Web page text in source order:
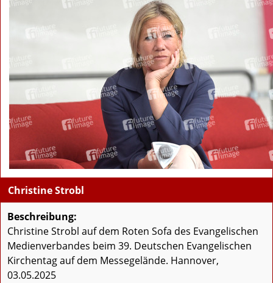
Christine Strobl
Beschreibung:
Christine Strobl auf dem Roten Sofa des Evangelischen
Medienverbandes beim 39. Deutschen Evangelischen
Kirchentag auf dem Messegelände. Hannover,
03.05.2025